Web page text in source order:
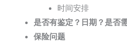
时间安排
是否有鉴定？日期？是否
保险问题